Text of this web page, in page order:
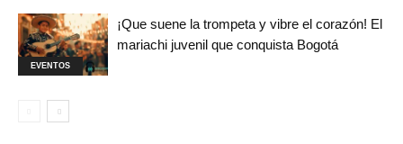
EVENTOS
¡Que suene la trompeta y vibre el corazón! El
mariachi juvenil que conquista Bogotá